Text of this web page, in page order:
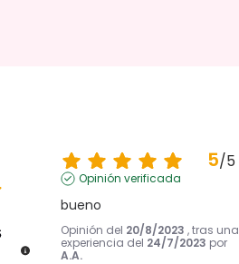
5/5
Opinión verificada
bueno
Opinión del 20/8/2023 , tras una
experiencia del 24/7/2023 por
A.A.